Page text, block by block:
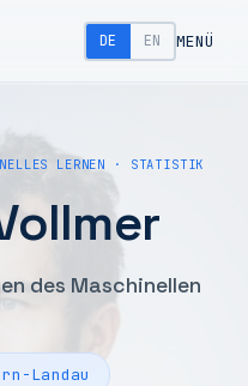
DE EN MENÜ
LERNEN · STATISTIK
des Maschinellen
Landau